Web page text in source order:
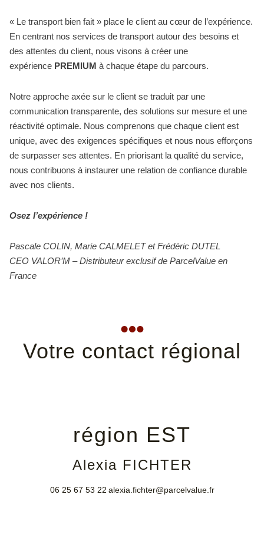
« Le transport bien fait » place le client au cœur de l’expérience.
En centrant nos services de transport autour des besoins et
des attentes du client, nous visons à créer une
expérience PREMIUM à chaque étape du parcours.
Notre approche axée sur le client se traduit par une
communication transparente, des solutions sur mesure et une
réactivité optimale. Nous comprenons que chaque client est
unique, avec des exigences spécifiques et nous nous efforçons
de surpasser ses attentes. En priorisant la qualité du service,
nous contribuons à instaurer une relation de confiance durable
avec nos clients.
Osez l’expérience !
Pascale COLIN, Marie CALMELET et Frédéric DUTEL
CEO VALOR’M – Distributeur exclusif de ParcelValue en
France
Votre contact régional
région EST
Alexia FICHTER
06 25 67 53 22 alexia.fichter@parcelvalue.fr